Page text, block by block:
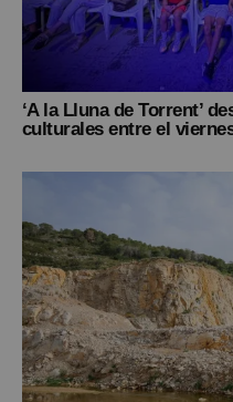
‘A la Lluna de Torrent’
culturales entre el